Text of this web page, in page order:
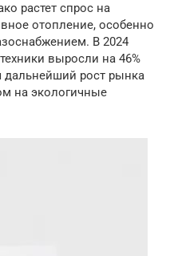
растет спрос на
отопление, особенно
В 2024
выросли на 46%
дальнейший рост рынка
на экологичные